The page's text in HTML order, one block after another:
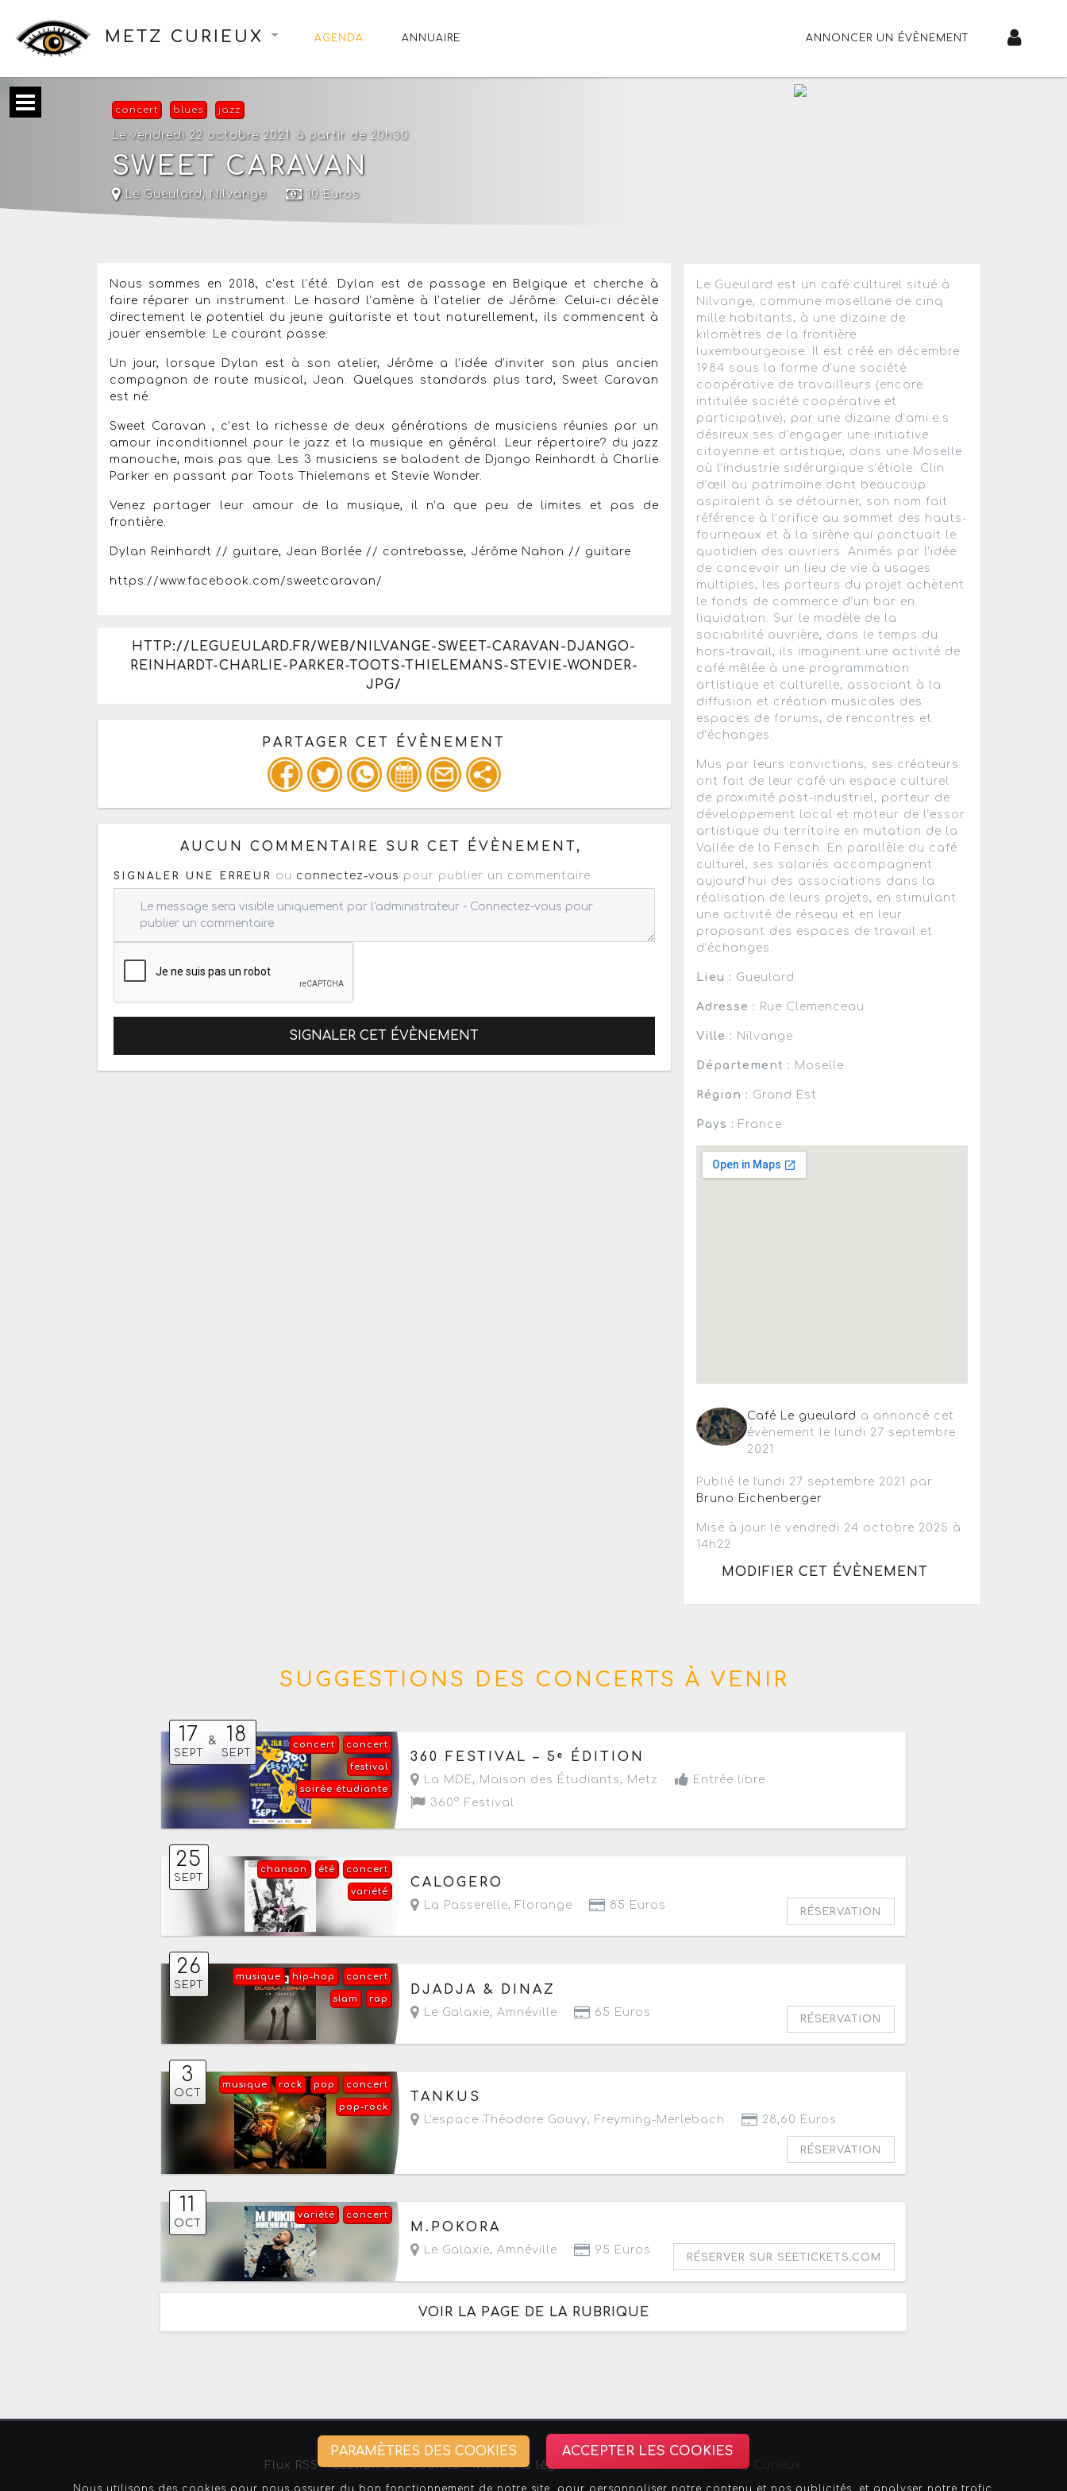
METZ CURIEUX AGENDA ANNUAIRE ANNONCER UN ÉVÈNEMENT
concert blues jazz
Le vendredi 22 octobre 2021 à partir de 20h30
SWEET CARAVAN
Le Gueulard, Nilvange 10 Euros
Nous sommes en 2018, c’est l’été. Dylan est de passage en Belgique et cherche à
faire réparer un instrument. Le hasard l’amène à l’atelier de Jérôme. Celui-ci décèle
directement le potentiel du jeune guitariste et tout naturellement, ils commencent à
jouer ensemble. Le courant passe.
Un jour, lorsque Dylan est à son atelier, Jérôme a l’idée d’inviter son plus ancien
compagnon de route musical, Jean. Quelques standards plus tard, Sweet Caravan
est né.
Sweet Caravan , c’est la richesse de deux générations de musiciens réunies par un
amour inconditionnel pour le jazz et la musique en général. Leur répertoire? du jazz
manouche, mais pas que. Les 3 musiciens se baladent de Django Reinhardt à Charlie
Parker en passant par Toots Thielemans et Stevie Wonder.
Venez partager leur amour de la musique, il n’a que peu de limites et pas de
frontière.
Dylan Reinhardt // guitare, Jean Borlée // contrebasse, Jérôme Nahon // guitare
https://www.facebook.com/sweetcaravan/
HTTP://LEGUEULARD.FR/WEB/NILVANGE-SWEET-CARAVAN-DJANGO-
REINHARDT-CHARLIE-PARKER-TOOTS-THIELEMANS-STEVIE-WONDER-
JPG/
PARTAGER CET ÉVÈNEMENT
Copiez les infos ci-dessous pour un : mail / forum / réseau social
AUCUN COMMENTAIRE SUR CET ÉVÈNEMENT,
SIGNALER UNE ERREUR ou connectez-vous pour publier un commentaire
SIGNALER CET ÉVÈNEMENT
Le Gueulard est un café culturel situé à
Nilvange, commune mosellane de cinq
mille habitants, à une dizaine de
kilomètres de la frontière
luxembourgeoise. Il est créé en décembre
1984 sous la forme d’une société
coopérative de travailleurs (encore
intitulée société coopérative et
participative), par une dizaine d’ami.e.s
désireux.ses d’engager une initiative
citoyenne et artistique, dans une Moselle
où l’industrie sidérurgique s’étiole. Clin
d’œil au patrimoine dont beaucoup
aspiraient à se détourner, son nom fait
référence à l’orifice au sommet des hauts-
fourneaux et à la sirène qui ponctuait le
quotidien des ouvriers. Animés par l’idée
de concevoir un lieu de vie à usages
multiples, les porteurs du projet achètent
le fonds de commerce d’un bar en
liquidation. Sur le modèle de la
sociabilité ouvrière, dans le temps du
hors-travail, ils imaginent une activité de
café mêlée à une programmation
artistique et culturelle, associant à la
diffusion et création musicales des
espaces de forums, de rencontres et
d’échanges.
Mus par leurs convictions, ses créateurs
ont fait de leur café un espace culturel
de proximité post-industriel, porteur de
développement local et moteur de l’essor
artistique du territoire en mutation de la
Vallée de la Fensch. En parallèle du café
culturel, ses salariés accompagnent
aujourd’hui des associations dans la
réalisation de leurs projets, en stimulant
une activité de réseau et en leur
proposant des espaces de travail et
d’échanges.
Lieu : Gueulard
Adresse : Rue Clemenceau
Ville : Nilvange
Département : Moselle
Région : Grand Est
Pays : France
Café Le gueulard a annoncé cet
évènement le lundi 27 septembre
2021
Publié le lundi 27 septembre 2021 par
Bruno Eichenberger
Mise à jour le vendredi 24 octobre 2025 à
14h22
MODIFIER CET ÉVÈNEMENT
SUGGESTIONS DES CONCERTS À VENIR
17
SEPT
& 18
SEPT
concert
concert
festival
soirée étudiante
Du jeudi 17 au vendredi 18 septembre 2026
360 FESTIVAL – 5ᵉ ÉDITION
La MDE, Maison des Étudiants, Metz
Entrée libre
360° Festival
25
SEPT
concert
été
chanson
variété
Le vendredi 25 septembre 2026
CALOGERO
La Passerelle, Florange 85 Euros
RÉSERVATION
26
SEPT
concert
hip-hop
musique
rap
slam
Le samedi 26 septembre 2026
DJADJA & DINAZ
Le Galaxie, Amnéville 65 Euros
RÉSERVATION
3
OCT
concert
pop
rock
musique
pop-rock
Le samedi 3 octobre 2026
TANKUS
L'espace Théodore Gouvy, Freyming-Merlebach 28,60 Euros
RÉSERVATION
11
OCT
concert
variété
Le dimanche 11 octobre 2026
M.POKORA
Le Galaxie, Amnéville 95 Euros
RÉSERVER SUR SEETICKETS.COM
VOIR LA PAGE DE LA RUBRIQUE
Flux RSS-Gestion des cookies - Mentions légales Association Strasbourg Curieux
PARAMÈTRES DES COOKIES ACCEPTER LES COOKIES
Nous utilisons des cookies pour nous assurer du bon fonctionnement de notre site, pour personnaliser notre contenu et nos publicités, et analyser notre trafic.